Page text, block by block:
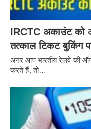
IRCTC अकाउंट को
तत्काल टिकट बुकिंग
अगर आप भारतीय रेलवे की
करते हैं, तो…